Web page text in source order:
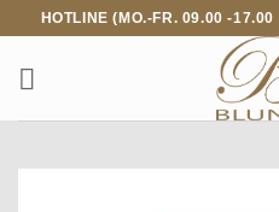
springen
HOTLINE (MO.-FR. 09.00 -